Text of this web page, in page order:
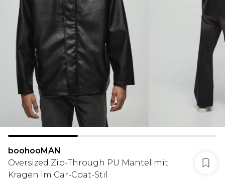
boohooMAN
Oversized Zip-Through PU Mantel mit
Kragen im Car-Coat-Stil